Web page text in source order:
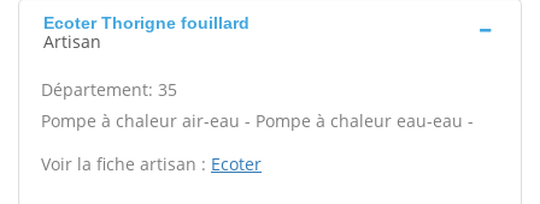
Ecoter Thorigne fouillard
Artisan
Département: 35
Pompe à chaleur air-eau - Pompe à chaleur eau-eau -
Voir la fiche artisan : Ecoter